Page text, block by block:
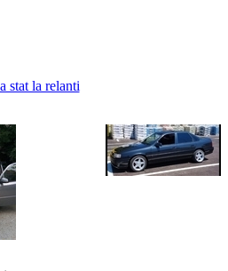
stat la relanti